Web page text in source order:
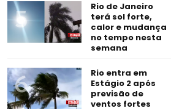
Rio de Janeiro
terá sol forte,
calor e mudança
no tempo nesta
semana
Rio entra em
Estágio 2 após
previsão de
ventos fortes